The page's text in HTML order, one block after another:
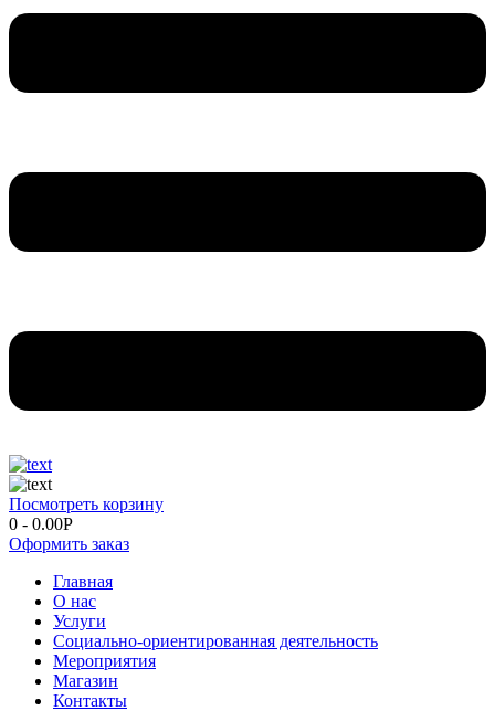
Посмотреть корзину
0 - 0.00Р
Оформить заказ
Главная
О нас
Услуги
Социально-ориентированная деятельность
Мероприятия
Магазин
Контакты